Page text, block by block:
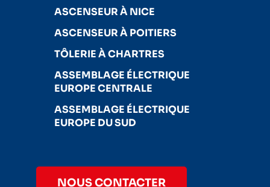
ASCENSEUR À NICE
ASCENSEUR À POITIERS
TÔLERIE À CHARTRES
ASSEMBLAGE ÉLECTRIQUE
EUROPE CENTRALE
ASSEMBLAGE ÉLECTRIQUE
EUROPE DU SUD
NOUS CONTACTER